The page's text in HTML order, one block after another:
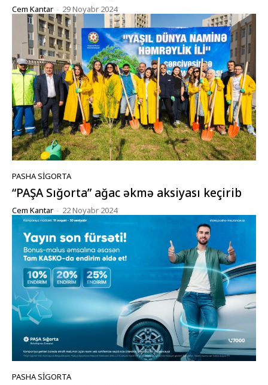
Cem Kantar - 29 Noyabr 2024
PASHA SIGORTA
“PAŞA Sığorta” ağac əkmə aksiyası keçirib
Cem Kantar - 22 Noyabr 2024
PASHA SIGORTA